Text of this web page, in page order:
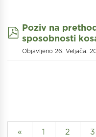
pdf
Poziv na
sposobnosti
Objavljeno 26. Veljača.
« 1 2 3